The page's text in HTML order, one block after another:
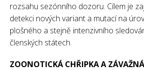
rozsahu sezónního dozoru. Cílem je
detekci nových variant a mutací na
plošného a stejně intenzivního
členských státech.
ZOONOTICKÁ CHŘIPKA A